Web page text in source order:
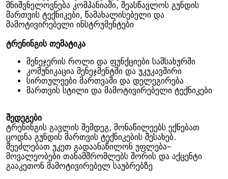
მნიშვნელოვნება კომპანიაში, შეასწავლოს გუნდის
მართვის ტექნიკები, წამახალისებელი და
მამოტივირებელი ინსტრუმენტები
ტრენინგის თემატიკა
მენეჯერის როლი და ფუნქციები სამსახურში
კომუნიკაცია მენეჯმენტში და უკუკავშირი
სირთულეები მართვაში და დელეგირება
მართვის სტილი და მამოტივირებელი ტექნიკები
შედეგები
ტრენინგის გავლის შემდეგ, მონაწილეებს ექნებათ
ცოდნა გუნდის მართვის ტექნიკების შესახებ.
შეეძლებათ უკეთ გადაანაწილონ უფლება-
მოვალეობები თანამშრომლებს შორის და აქცენტი
გააკეთონ მამოტივირებელ საუბრებზე